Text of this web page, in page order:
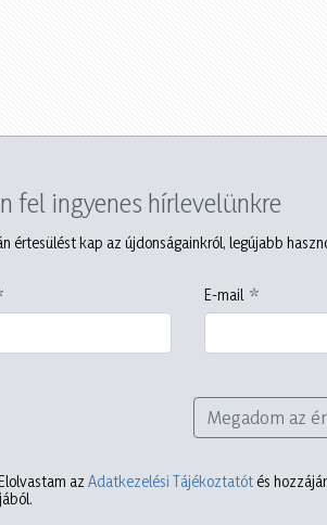
fel ingyenes hírlevelünkre
értesülést kap az újdonságainkról, legújabb
E-mail
Megadom az
az Adatkezelési Tájékoztatót és